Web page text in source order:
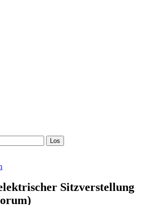
Sitzverstellung